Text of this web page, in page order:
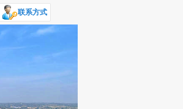
联系方式